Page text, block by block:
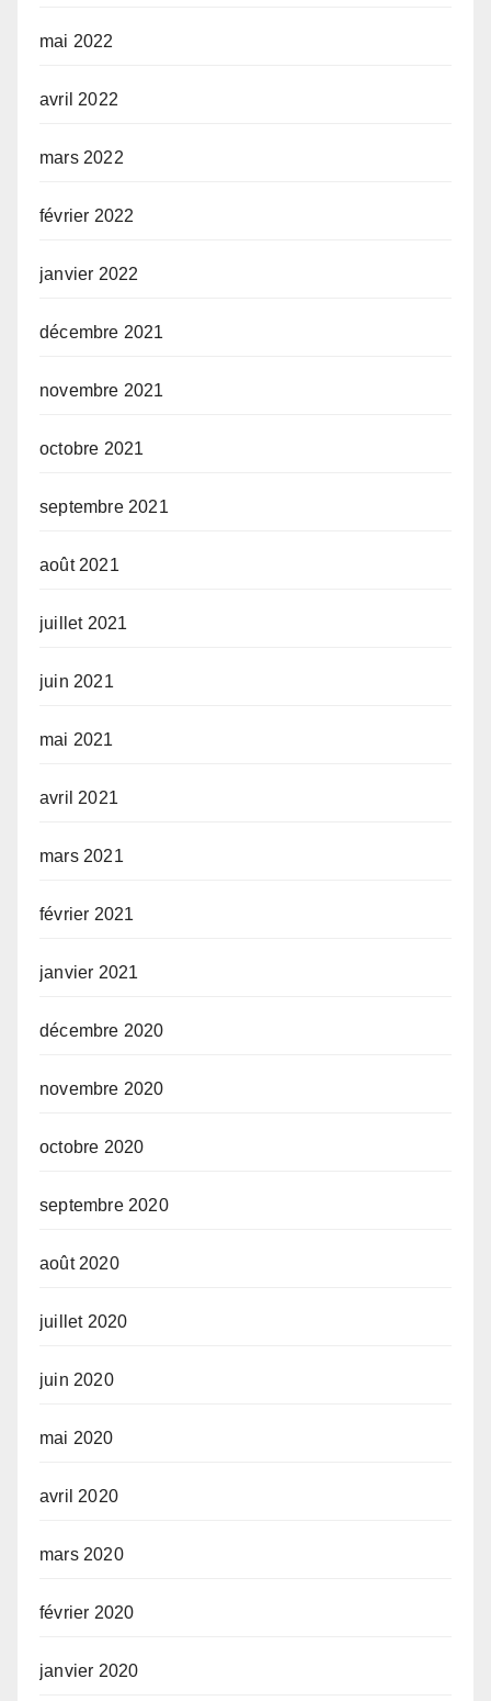
mai 2022
avril 2022
mars 2022
février 2022
janvier 2022
décembre 2021
novembre 2021
octobre 2021
septembre 2021
août 2021
juillet 2021
juin 2021
mai 2021
avril 2021
mars 2021
février 2021
janvier 2021
décembre 2020
novembre 2020
octobre 2020
septembre 2020
août 2020
juillet 2020
juin 2020
mai 2020
avril 2020
mars 2020
février 2020
janvier 2020